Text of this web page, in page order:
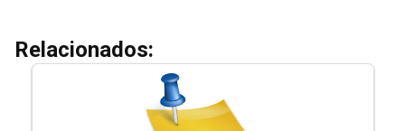
Relacionados: